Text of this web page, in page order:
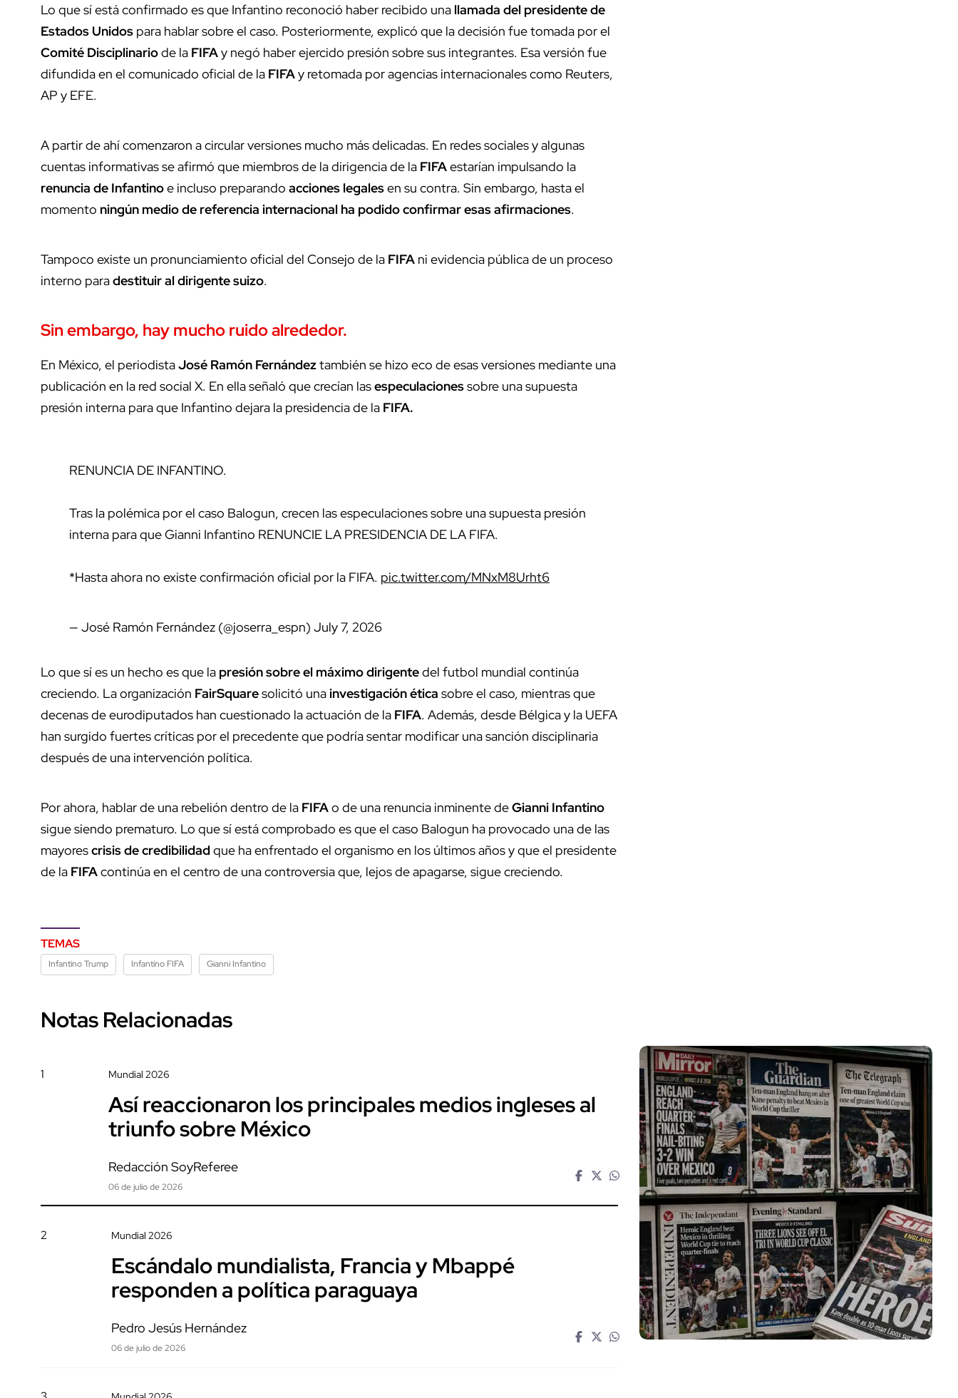
Lo que sí está confirmado es que Infantino reconoció haber recibido una llamada del presidente de
Estados Unidos para hablar sobre el caso. Posteriormente, explicó que la decisión fue tomada por el
Comité Disciplinariode la FIFAy negó haber ejercido presión sobre sus integrantes. Esa versión fue
difundida en el comunicado oficial de la FIFAy retomada por agencias internacionales como Reuters,
AP y EFE.
A partir de ahí comenzaron a circular versiones mucho más delicadas. En redes sociales y algunas
cuentas informativas se afirmó que miembros de la dirigencia de la FIFAestarían impulsando la
renuncia de Infantinoe incluso preparando acciones legalesen su contra. Sin embargo, hasta el
momento ningún medio de referencia internacional ha podido confirmar esas afirmaciones.
Tampoco existe un pronunciamiento oficial del Consejo de la FIFA ni evidencia pública de un proceso
interno paradestituir al dirigente suizo.
Sin embargo, hay mucho ruido alrededor.
En México, el periodistaJosé Ramón Fernándeztambién se hizo eco de esas versiones mediante una
publicación en la red social X. En ella señaló que crecían lasespeculacionessobre una supuesta
presión interna para que Infantino dejara la presidencia de la FIFA.
RENUNCIA DE INFANTINO.
Tras la polémica por el caso Balogun, crecen las especulaciones sobre una supuesta presión
interna para que Gianni Infantino RENUNCIE LA PRESIDENCIA DE LA FIFA.
*Hasta ahora no existe confirmación oficial por la FIFA. pic.twitter.com/MNxM8Urht6
— José Ramón Fernández (@joserra_espn) July 7, 2026
Lo que sí es un hecho es que la presión sobre el máximo dirigentedel futbol mundial continúa
creciendo. La organización FairSquaresolicitó unainvestigación ética sobre el caso, mientras que
decenas de eurodiputados han cuestionado la actuación de la FIFA. Además, desde Bélgica y la UEFA
han surgido fuertes críticas por el precedente que podría sentar modificar una sanción disciplinaria
después de una intervención política.
Por ahora, hablar de una rebelión dentro de la FIFAo de una renuncia inminente deGianni Infantino
sigue siendo prematuro. Lo que sí está comprobado es que el caso Balogun ha provocado una de las
mayorescrisis de credibilidadque ha enfrentado el organismo en los últimos años y que el presidente
de la FIFAcontinúa en el centro de una controversia que, lejos de apagarse, sigue creciendo.
TEMAS
Infantino Trump Infantino FIFA Gianni Infantino
Notas Relacionadas
1 Mundial 2026
Así reaccionaron los principales medios ingleses al
triunfo sobre México
Redacción SoyReferee
06 de julio de 2026
2 Mundial 2026
Escándalo mundialista, Francia y Mbappé
responden a política paraguaya
Pedro Jesús Hernández
06 de julio de 2026